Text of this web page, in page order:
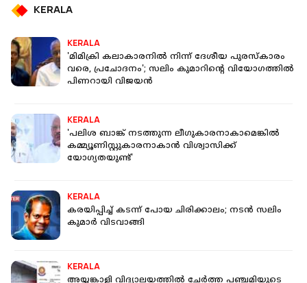
KERALA
KERALA
'മിമിക്രി കലാകാരനിൽ നിന്ന് ദേശീയ പുരസ്‌കാരം
വരെ, പ്രചോദനം'; സലിം കുമാറിൻ്റെ വിയോഗത്തിൽ
പിണറായി വിജയൻ
KERALA
'പലിശ ബാങ്ക് നടത്തുന്ന ലീഗുകാരനാകാമെങ്കിൽ
കമ്മ്യൂണിസ്റ്റുകാരനാകാൻ വിശ്വാസിക്ക്
യോഗ്യതയുണ്ട്'
KERALA
കരയിപ്പിച്ച് കടന്ന് പോയ ചിരിക്കാലം; നടൻ സലിം
കുമാര്‍ വിടവാങ്ങി
KERALA
അയ്യങ്കാളി വിദ്യാലയത്തിൽ ചേർത്ത പഞ്ചമിയുടെ